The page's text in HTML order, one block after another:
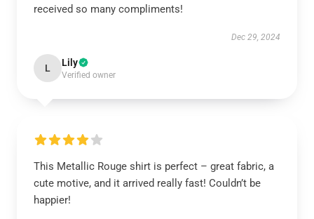
received so many compliments!
Dec 29, 2024
L Lily
Verified owner
This Metallic Rouge shirt is perfect – great fabric, a
cute motive, and it arrived really fast! Couldn’t be
happier!